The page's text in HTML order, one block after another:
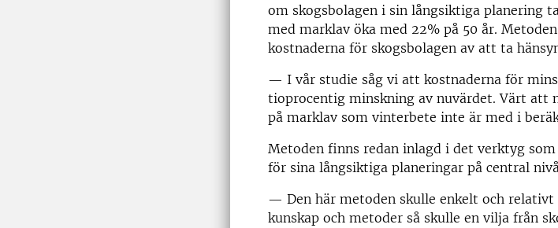
om skogsbolagen i sin långsiktiga planering
med marklav öka med 22% på 50 år.
kostnaderna för skogsbolagen av att ta
— I vår studie såg vi att kostnaderna för
tioprocentig minskning av nuvärdet. Värt att
på marklav som vinterbete inte är med i
Metoden finns redan inlagd i det verktyg som
för sina långsiktiga planeringar på central
— Den här metoden skulle enkelt och
kunskap och metoder så skulle en vilja från